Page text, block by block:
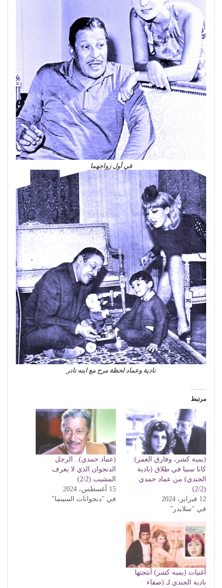
في أول زواجهما
نادية وعماد لحظة مرح مع ابنه نادر
مرتبط
(بمبة كشر، وفارق العمر)
كانا سببا في طلاق (نادية
الجندي) من عماد حمدي
(2/2)
12 فبراير، 2024
في "سلايدر"
(عماد حمدي).. الرجل
الدنجوان الذي لا يعرف
المشيب (2/2)
15 أغسطس، 2024
في "دنجوانات السينما"
أغنيات (بمبه كشر) أنتجتها
نادية الجندي لـ (صفاء